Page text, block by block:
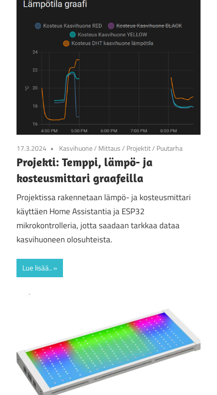
17.3.2024 Kasvihuone/ Mittaus/ Projektit/ Puutarha
Projekti: Temppi, lämpö- ja
kosteusmittari graafeilla
Projektissa rakennetaan lämpö- ja kosteusmittari
käyttäen Home Assistantia ja ESP32
mikrokontrolleria, jotta saadaan tarkkaa dataa
kasvihuoneen olosuhteista.
Lue lisää..